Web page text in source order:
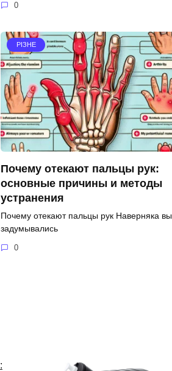
0
РІЗНЕ
Почему отекают пальцы рук:
основные причины и методы
устранения
Почему отекают пальцы рук Наверняка вы
задумывались
0